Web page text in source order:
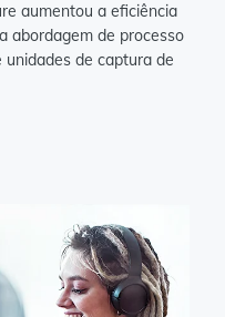
aumentou a eficiência
abordagem de processo
de captura de